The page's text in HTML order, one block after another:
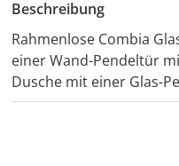
Beschreibung
Rahmenlose Combia
einer Wand-Pendeltür
Dusche mit einer Glas-